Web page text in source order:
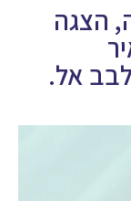
הצגה
אל.